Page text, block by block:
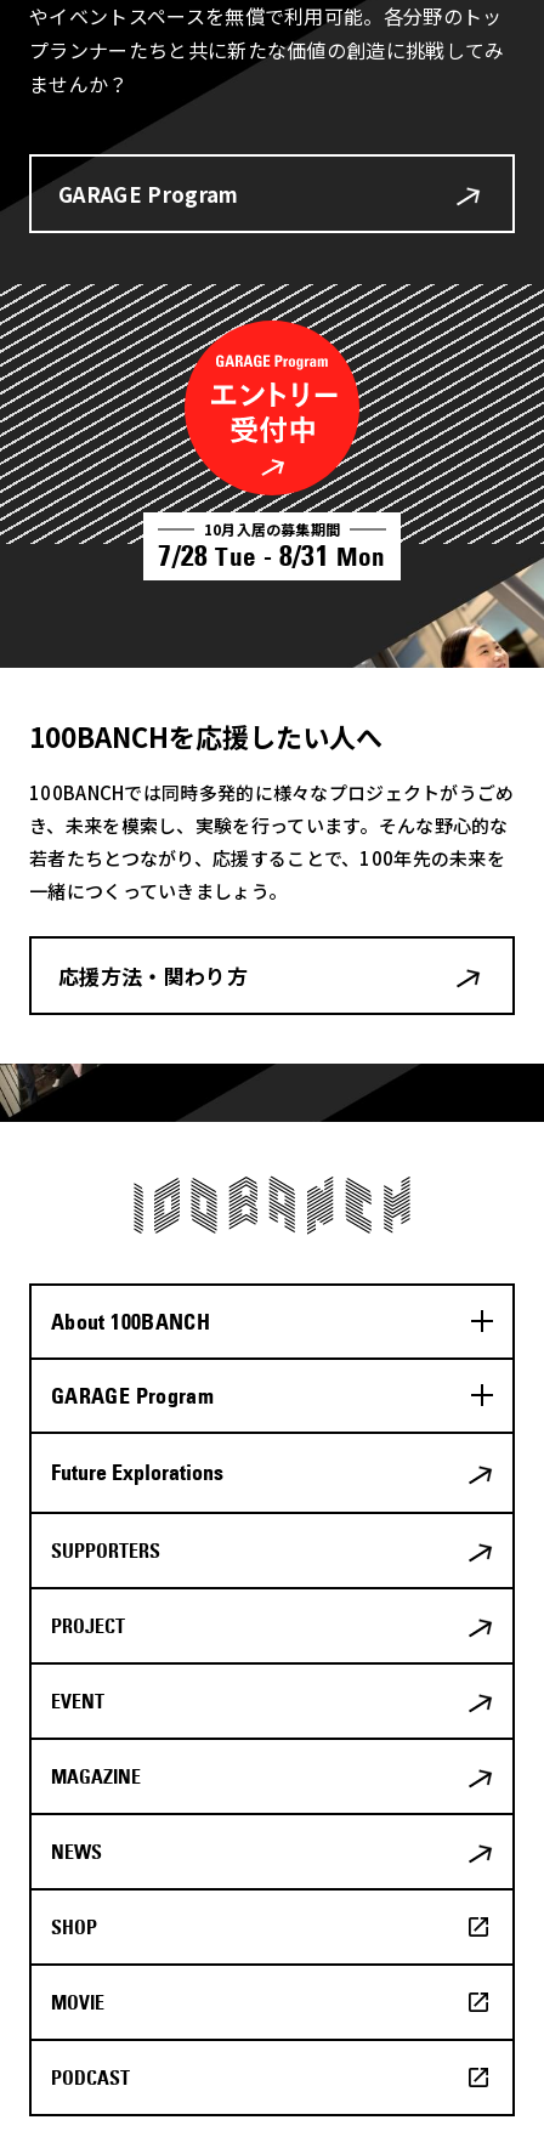
やイベントスペースを無償で利用可能。各分野のトッ
プランナーたちと共に新たな価値の創造に挑戦してみ
ませんか？
GARAGE Program
10月入居の募集期間
7/28 Tue - 8/31 Mon
100BANCHを応援したい人へ
100BANCHでは同時多発的に様々なプロジェクトがうごめ
き、未来を模索し、実験を行っています。そんな野心的な
若者たちとつながり、応援することで、100年先の未来を
一緒につくっていきましょう。
応援方法・関わり方
About 100BANCH
GARAGE Program
Future Explorations
SUPPORTERS
PROJECT
EVENT
MAGAZINE
NEWS
SHOP
MOVIE
PODCAST